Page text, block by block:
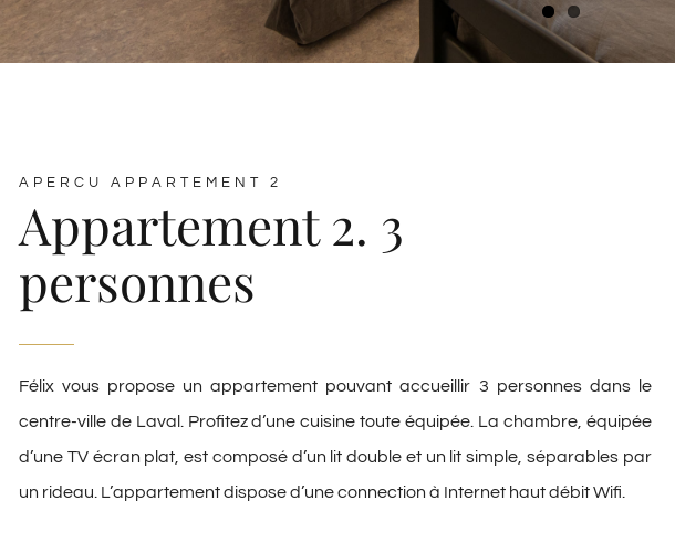
APERCU APPARTEMENT 2
Appartement 2. 3
personnes
Félix vous propose un appartement pouvant accueillir 3 personnes dans le
centre-ville de Laval. Profitez d’une cuisine toute équipée. La chambre, équipée
d’une TV écran plat, est composé d’un lit double et un lit simple, séparables par
un rideau. L’appartement dispose d’une connection à Internet haut débit Wifi.